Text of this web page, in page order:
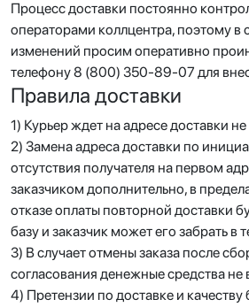
Процесс доставки постоянно
операторами коллцентра, поэтому в
изменений просим оперативно
телефону 8 (800) 350-89-07 для
Правила доставки
1) Курьер ждет на адресе доставки
2) Замена адреса доставки по
отсутствия получателя на первом
заказчиком дополнительно, в
отказе оплаты повторной доставки
базу и заказчик может его забрать в
3) В случает отмены заказа после
согласования денежные средства
4) Претензии по доставке и